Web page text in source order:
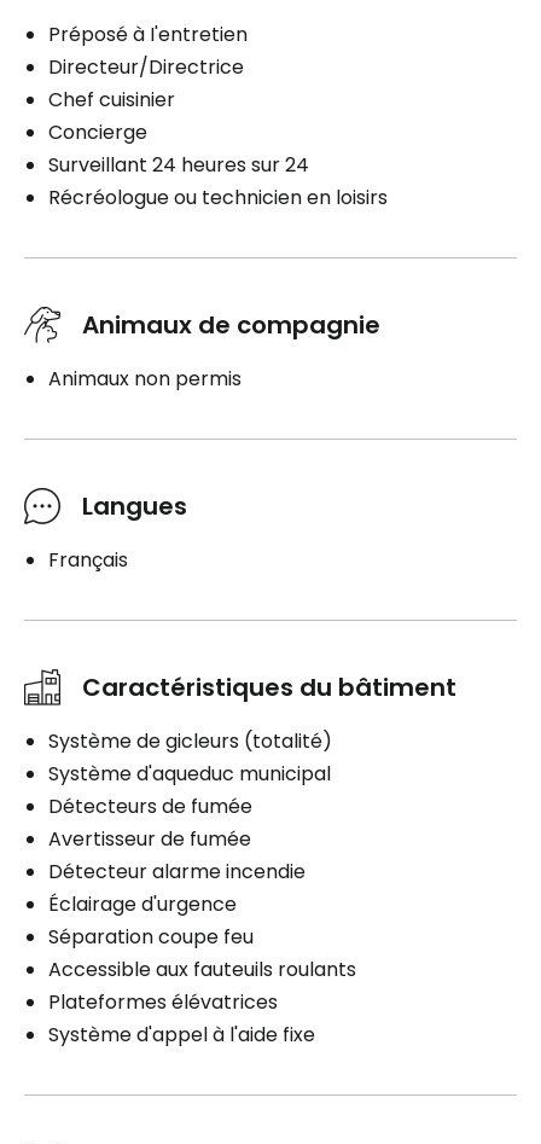
Préposé à I'entretien
Directeur/Directrice
Chef cuisinier
Concierge
Surveillant 24 heures sur 24
Récréologue ou technicien en loisirs
Animaux de compagnie
Animaux non permis
Langues
Français
Caractéristiques du bâtiment
Système de gicleurs (totalité)
Système d'aqueduc municipal
Détecteurs de fumée
Avertisseur de fumée
Détecteur alarme incendie
Éclairage d'urgence
Séparation coupe feu
Accessible aux fauteuils roulants
Plateformes élévatrices
Système d'appel à l'aide fixe